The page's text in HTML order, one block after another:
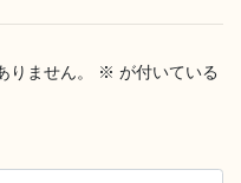
ません。 ※ が付いている